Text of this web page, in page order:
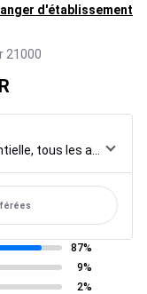
d'établissement
21000
87%
9%
2%